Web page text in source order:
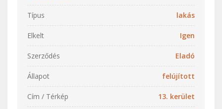
Típus lakás
Elkelt Igen
Szerződés Eladó
Állapot felújított
Cím / Térkép 13. kerület